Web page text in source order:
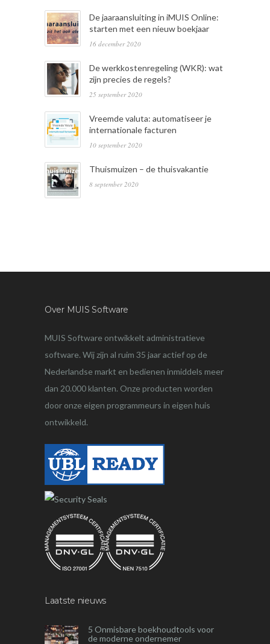
De jaaraansluiting in iMUIS Online:
starten met een nieuw boekjaar
16 december 2020
De werkkostenregeling (WKR): wat
zijn precies de regels?
25 september 2020
Vreemde valuta: automatiseer je
internationale facturen
10 september 2020
Thuismuizen – de thuisvakantie
8 september 2020
Over MUIS Software
MUIS Software ontwikkelt administratieve
software. Wij zijn al ruim 35 jaar actief op de
Nederlandse markt en bedienen inmiddels meer
dan 20.000 klanten. Onze producten worden
door onze eigen programmeurs in eigen huis
ontwikkeld.
Laatste nieuws
5 Onmisbare boekhoudtools voor
de moderne ondernemer